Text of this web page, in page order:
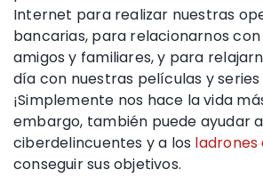
Internet para realizar nuestras
bancarias, para relacionarnos
amigos y familiares, y para
día con nuestras películas y
¡Simplemente nos hace la vida
embargo, también puede ayudar
ciberdelincuentes y a los ladrones
conseguir sus objetivos.